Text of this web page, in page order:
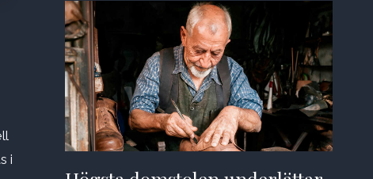
i